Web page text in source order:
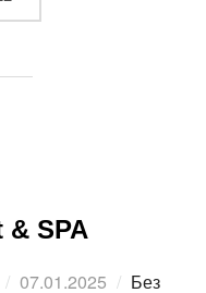
& SPA
Опубликовано
07.01.2025
Без